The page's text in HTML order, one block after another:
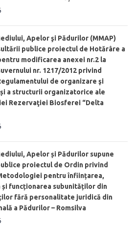
Apelor şi Pădurilor (MMAP)
publice proiectul de Hotărâre a
modificarea anexei nr.2 la
nr. 1217/2012 privind
de organizare şi
a structurii organizatorice ale
Rezervaţiei Biosferei “Delta
Apelor și Pădurilor supune
proiectul de Ordin privind
pentru înființarea,
și funcționarea subunităților din
fără personalitate juridică din
a Pădurilor – Romsilva